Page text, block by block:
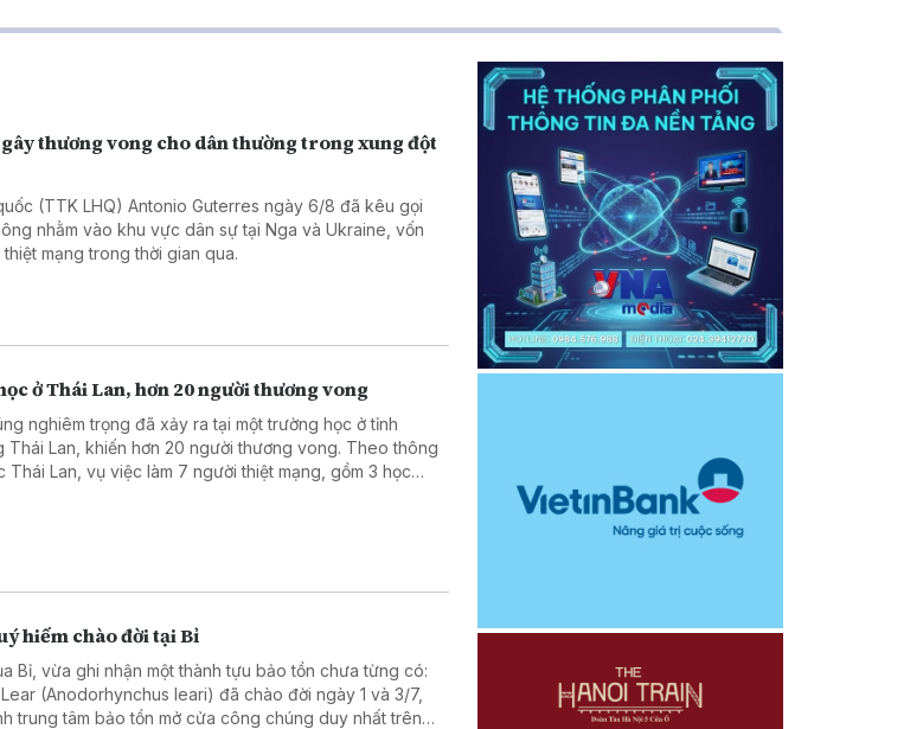
thương vong cho dân thường trong xung đột
(TTK LHQ) Antonio Guterres ngày 6/8 đã kêu gọi
nhằm vào khu vực dân sự tại Nga và Ukraine, vốn
mạng trong thời gian qua.
ở Thái Lan, hơn 20 người thương vong
nghiêm trọng đã xảy ra tại một trường học ở tỉnh
Thái Lan, khiến hơn 20 người thương vong. Theo thông
Thái Lan, vụ việc làm 7 người thiệt mạng, gồm 3 học
hiếm chào đời tại Bỉ
Bỉ, vừa ghi nhận một thành tựu bảo tồn chưa từng có:
(Anodorhynchus leari) đã chào đời ngày 1 và 3/7,
trung tâm bảo tồn mở cửa công chúng duy nhất trên